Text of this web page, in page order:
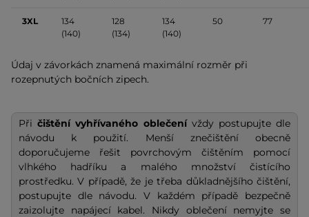
3XL
134
(140)
128
(134)
134
(140)
50 77
Údaj v závorkách znamená maximální rozměr při
rozepnutých bočních zipech.
Přičištění vyhřívaného oblečení vždy postupujte dle
návodu k použití. Menší znečištění obecně
doporučujeme řešit povrchovým čištěním pomocí
vlhkého hadříku a malého množství čistícího
prostředku. V případě, že je třeba důkladnějšího čištění,
postupujte dle návodu. V každém případě bezpečně
zaizolujte napájecí kabel. Nikdy oblečení nemyjte se